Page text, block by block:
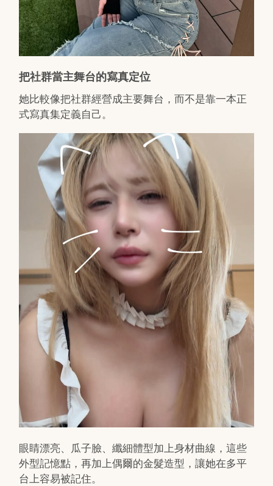
把社群當主舞台的寫真定位
她比較像把社群經營成主要舞台，而不是靠一本正
式寫真集定義自己。
眼睛漂亮、瓜子臉、纖細體型加上身材曲線，這些
外型記憶點，再加上偶爾的金髮造型，讓她在多平
台上容易被記住。